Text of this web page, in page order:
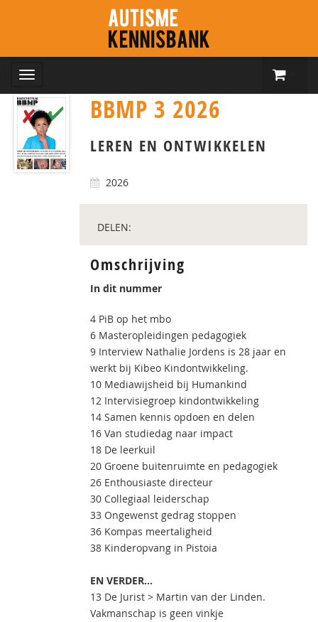
BBMP 3 2026
LEREN EN ONTWIKKELEN
2026
DELEN:
Omschrijving
In dit nummer
4 PiB op het mbo
6 Masteropleidingen pedagogiek
9 Interview Nathalie Jordens is 28 jaar en
werkt bij Kibeo Kindontwikkeling.
10 Mediawijsheid bij Humankind
12 Intervisiegroep kindontwikkeling
14 Samen kennis opdoen en delen
16 Van studiedag naar impact
18 De leerkuil
20 Groene buitenruimte en pedagogiek
26 Enthousiaste directeur
30 Collegiaal leiderschap
33 Ongewenst gedrag stoppen
36 Kompas meertaligheid
38 Kinderopvang in Pistoia
EN VERDER...
13 De Jurist > Martin van der Linden.
Vakmanschap is geen vinkje